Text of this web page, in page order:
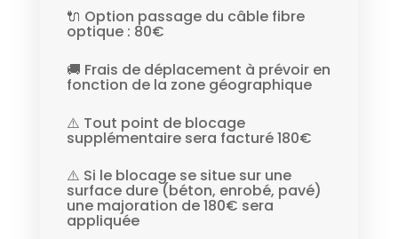
🔌 Option passage du câble fibre
optique : 80€
🚚 Frais de déplacement à prévoir en
fonction de la zone géographique
⚠️ Tout point de blocage
supplémentaire sera facturé 180€
⚠️ Si le blocage se situe sur une
surface dure (béton, enrobé, pavé)
une majoration de 180€ sera
appliquée